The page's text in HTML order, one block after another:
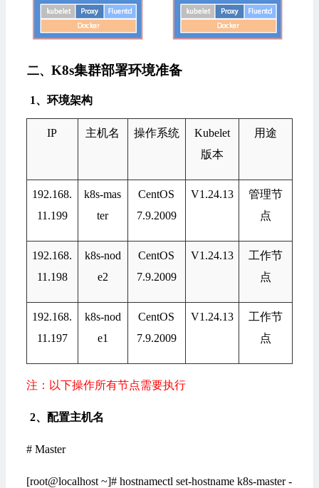
二、 K8s集群部署环境准备
1、 环境架构
IP 主机名 操作系统
Kubelet
版本
用途
192.168.
11.199
k8s-mas
ter
CentOS
7.9.2009
V1.24.13
管理节
点
192.168.
11.198
k8s-nod
e2
CentOS
7.9.2009
V1.24.13
工作节
点
192.168.
11.197
k8s-nod
e1
CentOS
7.9.2009
V1.24.13
工作节
点
注：以下操作所有节点需要执行
2、 配置主机名
# Master
[root@localhost ~]# hostnamectl set-hostname k8s-master -